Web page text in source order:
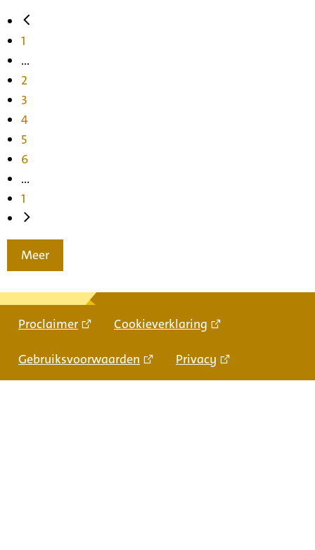
1
...
2
3
4
5
6
...
1
Meer
Proclaimer Cookieverklaring
Gebruiksvoorwaarden Privacy